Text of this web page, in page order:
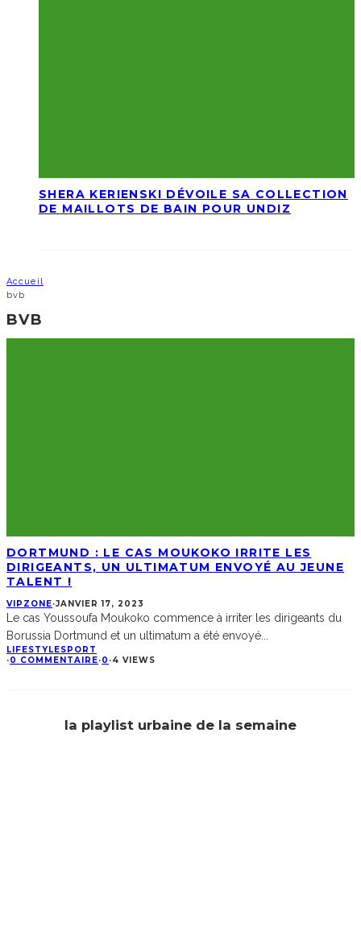
SHERA KERIENSKI DÉVOILE SA COLLECTION
DE MAILLOTS DE BAIN POUR UNDIZ
Accueil
bvb
BVB
DORTMUND : LE CAS MOUKOKO IRRITE LES
DIRIGEANTS, UN ULTIMATUM ENVOYÉ AU JEUNE
TALENT !
VIPZONE·JANVIER 17, 2023
Le cas Youssoufa Moukoko commence à irriter les dirigeants du
Borussia Dortmund et un ultimatum a été envoyé
LIFESTYLESPORT
·0 COMMENTAIRE·0 ·4 VIEWS
la playlist urbaine de la semaine